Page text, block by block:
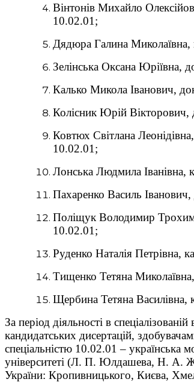
Вінтонів Михайло
10.02.01;
Дядюра Галина Миколаївна,
Зелінська Оксана Юріївна,
Калько Микола Іванович,
Колісник Юрій Вікторович,
Ковтюх Світлана
10.02.01;
Лонська Людмила Іванівна,
Пахаренко Василь
Поліщук Володимир
10.02.01;
Руденко Наталія Петрівна,
Тищенко Тетяна
Щербина Тетяна Василівна,
За період діяльності в
кандидатських дисертацій,
спеціальністю 10.02.01 – українська
університеті (Л. П. Юлдашева, Н. А.
України: Кропивницького, Києва,